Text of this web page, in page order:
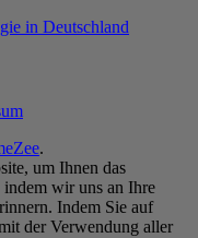
.
um Ihnen das
indem wir uns an Ihre
Indem Sie auf
der Verwendung aller